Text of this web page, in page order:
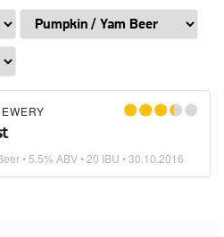
• 5.5% ABV • 20 IBU •30.10.2016